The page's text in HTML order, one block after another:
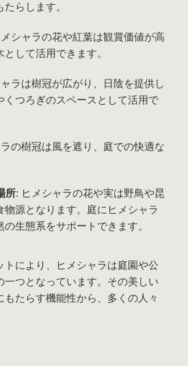
らします。
シャラの花や紅葉は観賞価値が高
して活用できます。
ラは樹冠が広がり、日陰を提供し
くつろぎのスペースとして活用で
の樹冠は風を遮り、庭での快適な
所: ヒメシャラの花や実は野鳥や昆
物源となります。庭にヒメシャラ
生態系をサポートできます。
トにより、ヒメシャラは庭園や公
一つとなっています。その美しい
たらす機能性から、多くの人々